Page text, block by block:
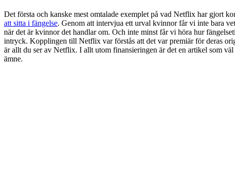
Det första och kanske mest omtalade exemplet på vad Netflix har gjort
att sitta i fängelse. Genom att intervjua ett urval kvinnor får vi inte bara
när det är kvinnor det handlar om. Och inte minst får vi höra hur
intryck. Kopplingen till Netflix var förstås att det var premiär för deras
är allt du ser av Netflix. I allt utom finansieringen är det en artikel som
ämne.